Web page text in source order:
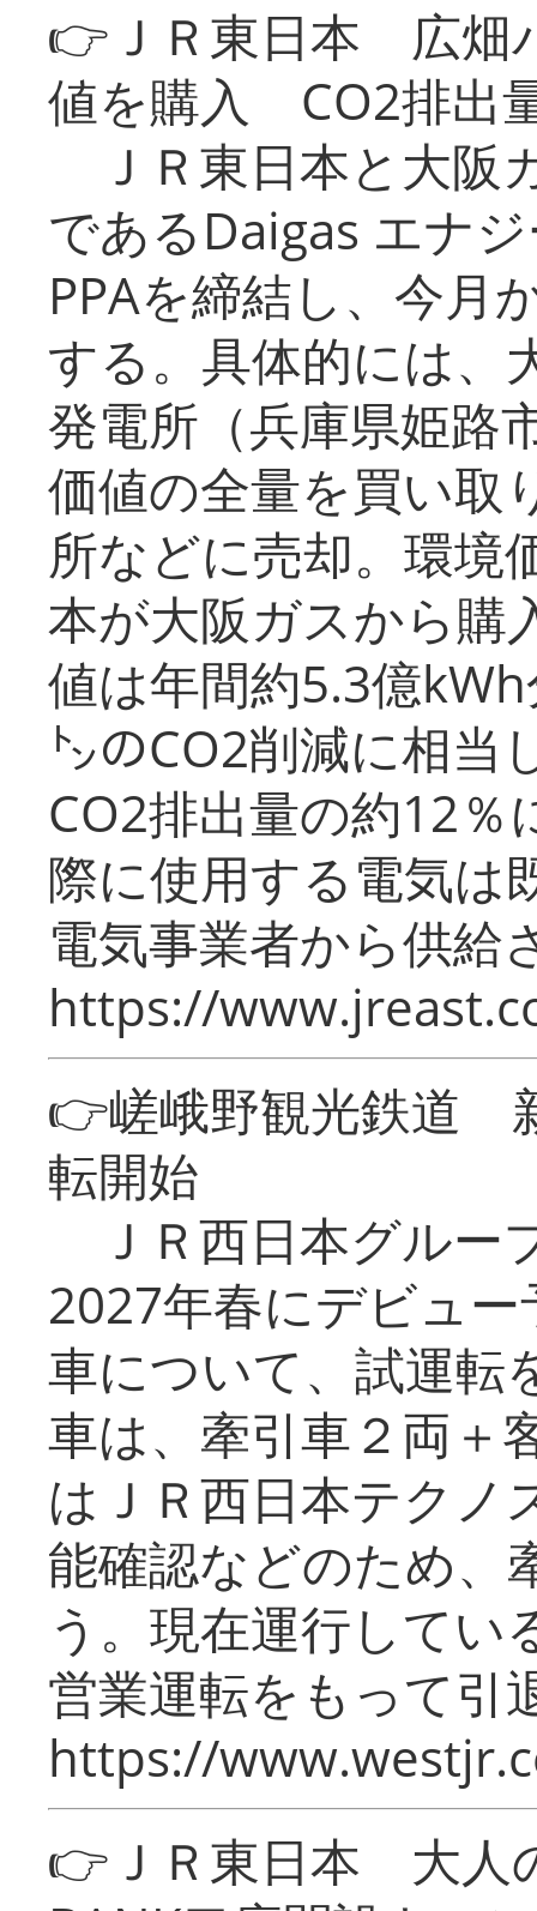
👉ＪＲ東日本 広畑
値を購入 CO2排出
ＪＲ東日本と大阪
であるDaigas エナ
PPAを締結し、今月
する。具体的には、
発電所（兵庫県姫路
価値の全量を買い取
所などに売却。環境
本が大阪ガスから購
値は年間約5.3億
㌧のCO2削減に相当
CO2排出量の約12％
際に使用する電気は
電気事業者から供給
https://
👉嵯峨野観光鉄道
転開始
ＪＲ西日本グルー
2027年春にデビュ
車について、試運転
車は、牽引車２両＋
はＪＲ西日本テクノ
能確認などのため、
う。現在運行してい
営業運転をもって引
https://
👉ＪＲ東日本 大人